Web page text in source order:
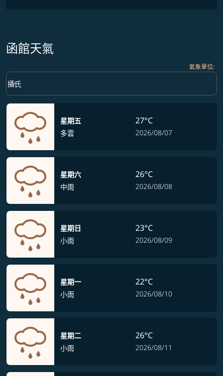
函館天氣
氣象單位:
Weather unit option 攝氏 Selected
攝氏
keyboard_arrow_down
星期五
多雲
27°C
2026/08/07
星期六
中雨
26°C
2026/08/08
星期日
小雨
23°C
2026/08/09
星期一
小雨
22°C
2026/08/10
星期二
小雨
26°C
2026/08/11